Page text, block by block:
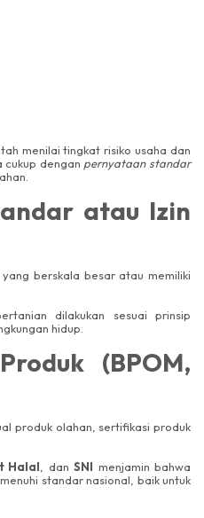
menilai tingkat risiko usaha dan
cukup dengan pernyataan standar
atau Izin
berskala besar atau memiliki
dilakukan sesuai prinsip
hidup.
(BPOM,
produk olahan, sertifikasi produk
Halal , dan SNI menjamin bahwa
standar nasional, baik untuk